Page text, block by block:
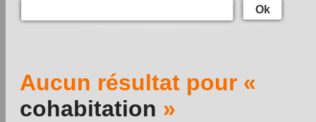
Ok
Aucun résultat pour «
cohabitation »